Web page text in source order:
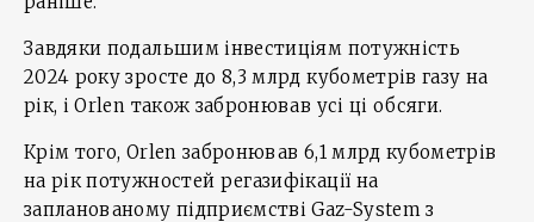
Завдяки подальшим інвестиціям потужність
2024 року зросте до 8,3 млрд кубометрів газу на
рік, і Orlen також забронював усі ці обсяги.
Крім того, Orlen забронював 6,1 млрд кубометрів
на рік потужностей регазифікації на
запланованому підприємстві Gaz-System з